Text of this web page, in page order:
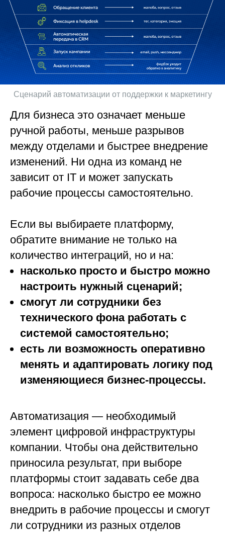
Сценарий автоматизации от поддержки к маркетингу
Для бизнеса это означает меньше
ручной работы, меньше разрывов
между отделами и быстрее внедрение
изменений. Ни одна из команд не
зависит от IT и может запускать
рабочие процессы самостоятельно.
Если вы выбираете платформу,
обратите внимание не только на
количество интеграций, но и на:
насколько просто и быстро можно
настроить нужный сценарий;
смогут ли сотрудники без
технического фона работать с
системой самостоятельно;
есть ли возможность оперативно
менять и адаптировать логику под
изменяющиеся бизнес-процессы.
Автоматизация — необходимый
элемент цифровой инфраструктуры
компании. Чтобы она действительно
приносила результат, при выборе
платформы стоит задавать себе два
вопроса: насколько быстро ее можно
внедрить в рабочие процессы и смогут
ли сотрудники из разных отделов